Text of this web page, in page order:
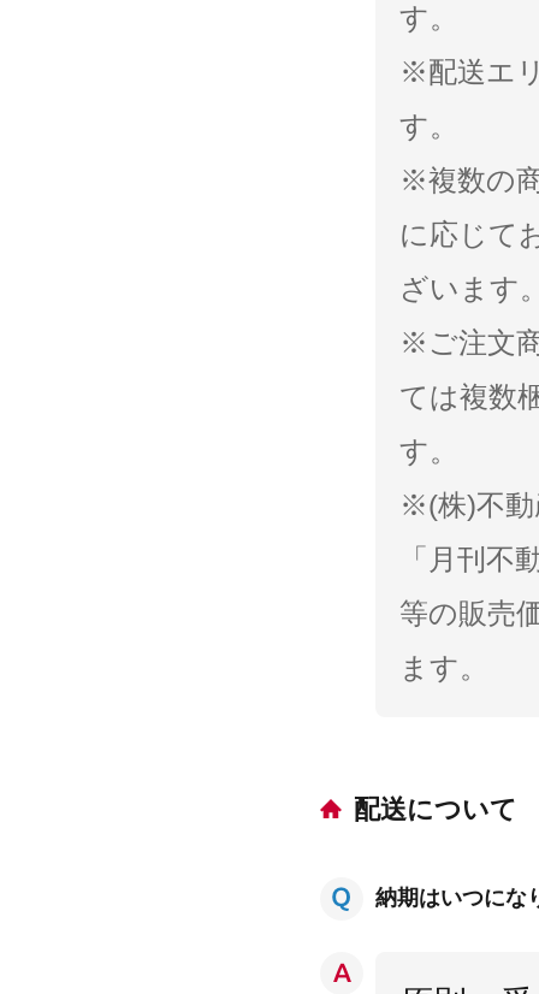
す。
※配送エ
す。
※複数の
に応じて
ざいます
※ご注文
ては複数
す。
※(株)不動
「月刊不
等の販売
ます。
配送について
納期はいつにな